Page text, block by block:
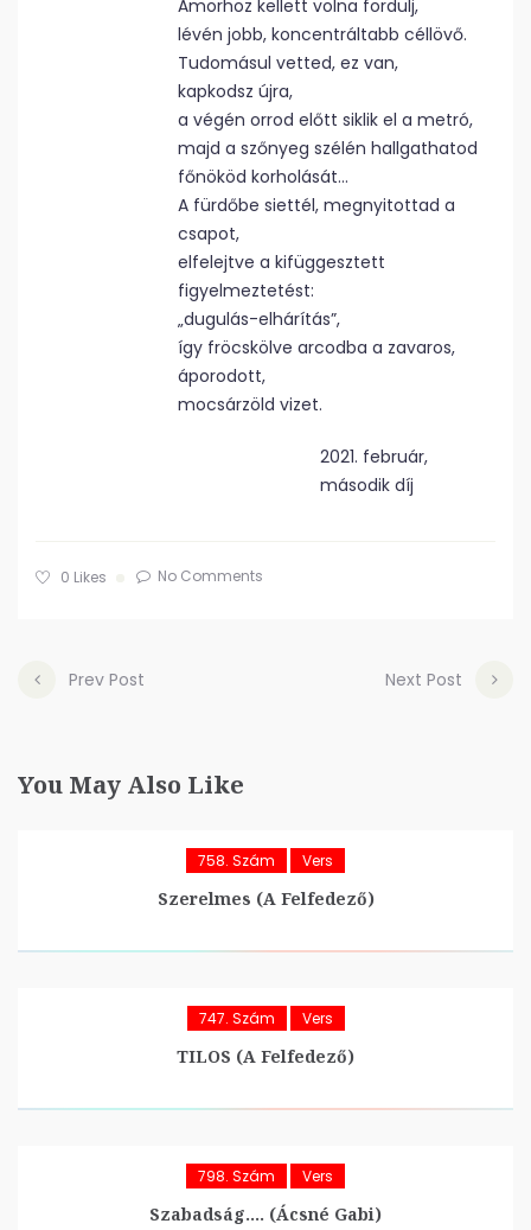
Ámorhoz kellett volna fordulj,
lévén jobb, koncentráltabb céllövő.
Tudomásul vetted, ez van,
kapkodsz újra,
a végén orrod előtt siklik el a metró,
majd a szőnyeg szélén hallgathatod
főnököd korholását…
A fürdőbe siettél, megnyitottad a
csapot,
elfelejtve a kifüggesztett
figyelmeztetést:
„dugulás-elhárítás”,
így fröcskölve arcodba a zavaros,
áporodott,
mocsárzöld vizet.
2021. február,
második díj
0 Likes No Comments
Prev Post Next Post
You May Also Like
758. Szám Vers
Szerelmes (A Felfedező)
747. Szám Vers
TILOS (A Felfedező)
798. Szám Vers
Szabadság…. (Ácsné Gabi)